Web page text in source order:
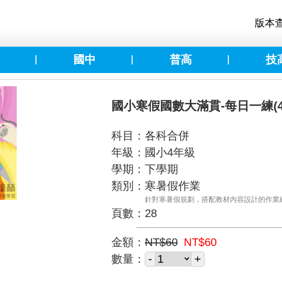
版本
國中 普高 技
國小寒假國數大滿貫-每日一練
科目：各科合併
年級：國小4年級
學期：下學期
類別：寒暑假作業
針對寒暑假規劃，搭配教材內容設計的作業
頁數：28
金額： NT$60 NT$60
數量：